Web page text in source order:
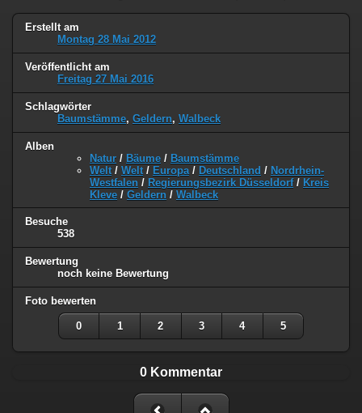
Erstellt am
Montag 28 Mai 2012
Veröffentlicht am
Freitag 27 Mai 2016
Schlagwörter
Baumstämme, Geldern, Walbeck
Alben
Natur / Bäume / Baumstämme
Welt / Welt / Europa / Deutschland / Nordrhein-
Westfalen / Regierungsbezirk Düsseldorf/ Kreis
Kleve / Geldern / Walbeck
Besuche
538
Bewertung
noch keine Bewertung
Foto bewerten
0 1 2 3 4 5
0 Kommentar